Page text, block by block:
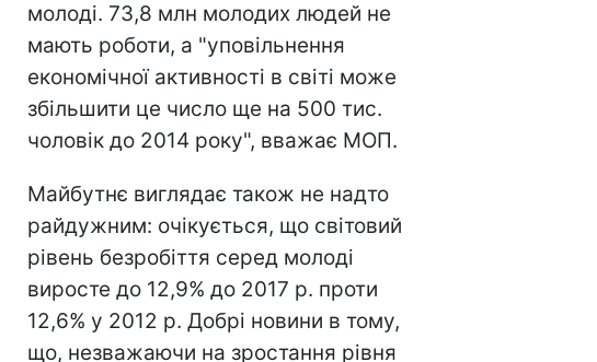
молоді. 73,8 млн молодих людей не
мають роботи, а "уповільнення
економічної активності в світі може
збільшити це число ще на 500 тис.
чоловік до 2014 року", вважає МОП.
Майбутнє виглядає також не надто
райдужним: очікується, що світовий
рівень безробіття серед молоді
виросте до 12,9% до 2017 р. проти
12,6% у 2012 р. Добрі новини в тому,
що, незважаючи на зростання рівня